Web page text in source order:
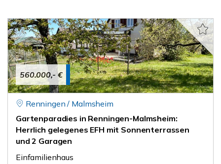
560.000,- €
Renningen / Malmsheim
Gartenparadies in Renningen-Malmsheim:
Herrlich gelegenes EFH mit Sonnenterrassen
und 2 Garagen
Einfamilienhaus